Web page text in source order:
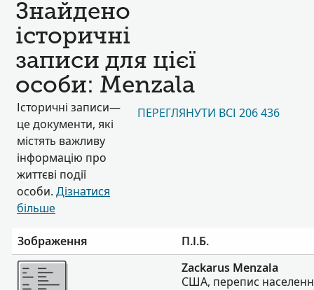
Знайдено
історичні
записи для цієї
особи: Menzala
Історичні записи—
це документи, які
містять важливу
інформацію про
життєві події
особи. Дізнатися
більше
ПЕРЕГЛЯНУТИ ВСІ 206 436
Зображення
П.І.Б.
Більше
Zackarus Menzala
США, перепис